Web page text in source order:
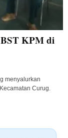
KPM di
menyalurkan
Curug.